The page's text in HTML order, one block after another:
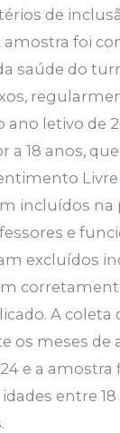
de
amostra foi
saúde do
letivo de
a 18 anos,
Livre
incluídos na
e
excluídos
A coleta
os meses de
e a
entre 18